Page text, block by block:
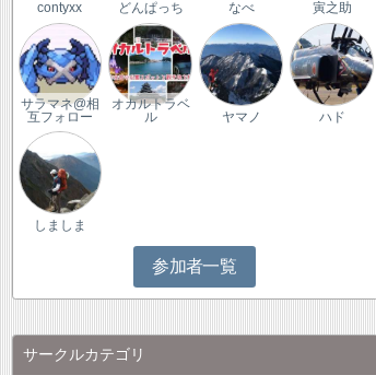
contyxx どんぱっち なべ 寅之助
サラマネ@相
互フォロー
オカルトラベ
ル
ヤマノ ハド
しましま
参加者一覧
サークルカテゴリ